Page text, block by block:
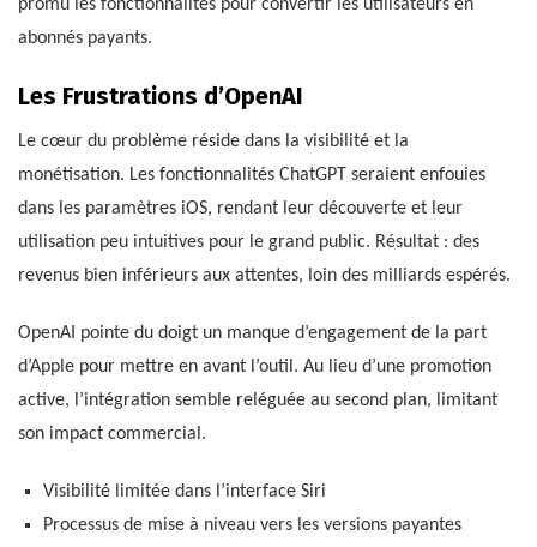
promu les fonctionnalités pour convertir les utilisateurs en
abonnés payants.
Les Frustrations d’OpenAI
Le cœur du problème réside dans la visibilité et la
monétisation. Les fonctionnalités ChatGPT seraient enfouies
dans les paramètres iOS, rendant leur découverte et leur
utilisation peu intuitives pour le grand public. Résultat : des
revenus bien inférieurs aux attentes, loin des milliards espérés.
OpenAI pointe du doigt un manque d’engagement de la part
d’Apple pour mettre en avant l’outil. Au lieu d’une promotion
active, l’intégration semble reléguée au second plan, limitant
son impact commercial.
Visibilité limitée dans l’interface Siri
Processus de mise à niveau vers les versions payantes